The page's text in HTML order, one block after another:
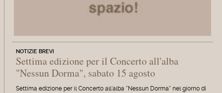
NOTIZIE BREVI
Settima edizione per il Concerto all'alba
"Nessun Dorma", sabato 15 agosto
Settima edizione per il Concerto all'alba "Nessun Dorma" nel giorno di